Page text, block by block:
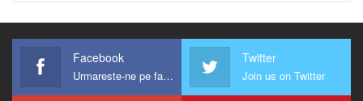
Facebook
Urmareste-ne pe facebook !
Twitter
Join us on Twitter